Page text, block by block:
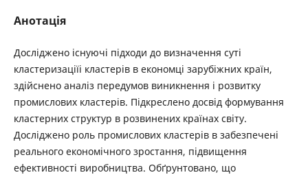
Анотація
Досліджено існуючі підходи до визначення суті
кластеризаціїі кластерів в економці зарубіжних країн,
здійснено аналіз передумов виникнення і розвитку
промислових кластерів. Підкреслено досвід формування
кластерних структур в розвинених країнах світу.
Досліджено роль промислових кластерів в забезпечені
реального економічного зростання, підвищення
ефективності виробництва. Обґрунтовано, що